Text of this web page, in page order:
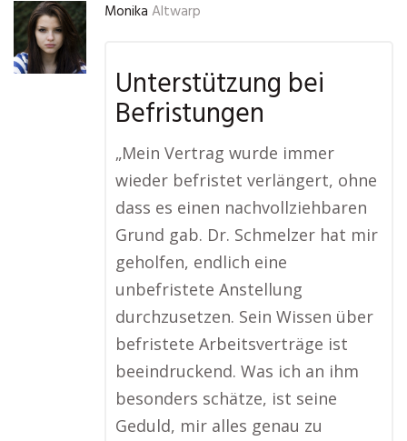
Monika Altwarp
Unterstützung bei
Befristungen
„Mein Vertrag wurde immer
wieder befristet verlängert, ohne
dass es einen nachvollziehbaren
Grund gab. Dr. Schmelzer hat mir
geholfen, endlich eine
unbefristete Anstellung
durchzusetzen. Sein Wissen über
befristete Arbeitsverträge ist
beeindruckend. Was ich an ihm
besonders schätze, ist seine
Geduld, mir alles genau zu